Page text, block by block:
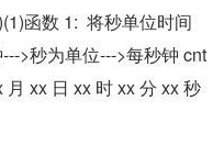
函数 1:  将秒单位时间
>秒为单位--->每秒钟 cnt
xx 日 xx 时 xx 分 xx 秒